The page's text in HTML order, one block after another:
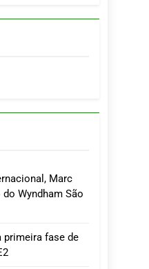
Marc
Wyndham São
primeira fase de